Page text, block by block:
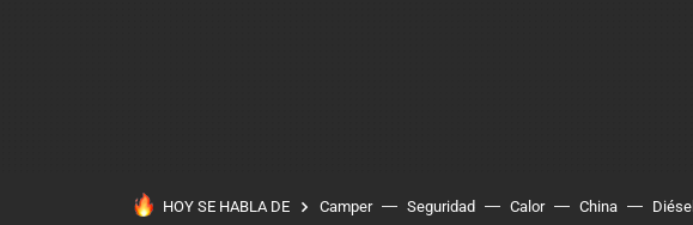
HOY SE HABLA DE Camper Seguridad Calor China Diésel